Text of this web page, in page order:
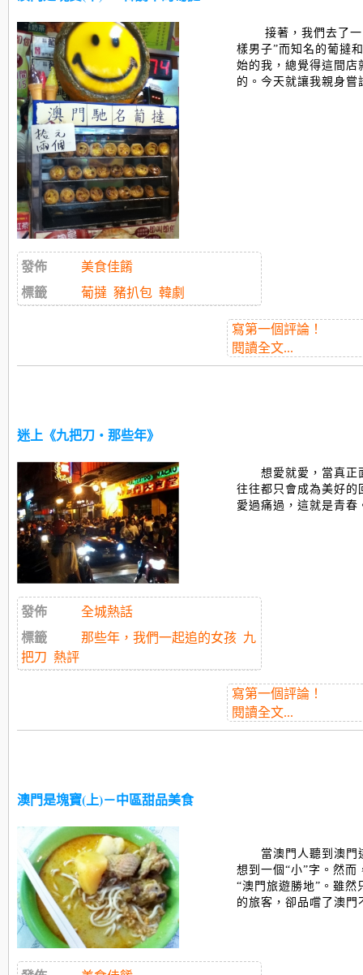
接著，我們去了
樣男子”而知名的葡撻
始的我，總覺得這間店
的。今天就讓我親身嘗
發佈
美食佳餚
標籤
葡撻 豬扒包 韓劇
寫第一個評論！
閱讀全文...
迷上《九把刀‧那些年》
想愛就愛，當真正
往往都只會成為美好的
愛過痛過，這就是青春
發佈
全城熱話
標籤
那些年，我們一起追的女孩 九
把刀 熱評
寫第一個評論！
閱讀全文...
澳門是塊寶(上)－中區甜品美食
當澳門人聽到澳門
想到一個“小”字。然而
“澳門旅遊勝地”。雖
的旅客，卻品嚐了澳